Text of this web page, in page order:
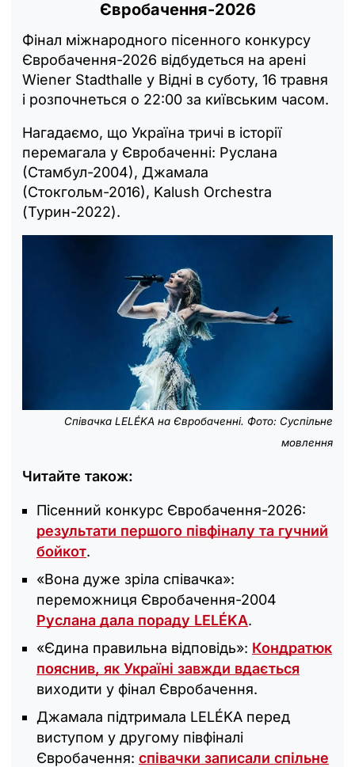
Євробачення-2026
Фінал міжнародного пісенного конкурсу
Євробачення-2026 відбудеться на арені
Wiener Stadthalle у Відні в суботу, 16 травня
і розпочнеться о 22:00 за київським часом.
Нагадаємо, що Україна тричі в історії
перемагала у Євробаченні: Руслана
(Стамбул-2004), Джамала
(Стокгольм-2016), Kalush Orchestra
(Турин-2022).
Співачка LELÉKA на Євробаченні. Фото: Суспільне
мовлення
Читайте також:
Пісенний конкурс Євробачення-2026:
результати першого півфіналу та гучний
бойкот.
«Вона дуже зріла співачка»:
переможниця Євробачення-2004
Руслана дала пораду LELÉKA.
«Єдина правильна відповідь‎»: Кондратюк
пояснив, як Україні завжди вдається
виходити у фінал Євробачення.
Джамала підтримала LELÉKA перед
виступом у другому півфіналі
Євробачення: співачки записали спільне